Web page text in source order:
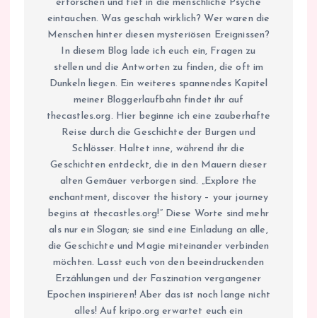
erforschen und tief in die menschliche Psyche
eintauchen. Was geschah wirklich? Wer waren die
Menschen hinter diesen mysteriösen Ereignissen?
In diesem Blog lade ich euch ein, Fragen zu
stellen und die Antworten zu finden, die oft im
Dunkeln liegen. Ein weiteres spannendes Kapitel
meiner Bloggerlaufbahn findet ihr auf
thecastles.org. Hier beginne ich eine zauberhafte
Reise durch die Geschichte der Burgen und
Schlösser. Haltet inne, während ihr die
Geschichten entdeckt, die in den Mauern dieser
alten Gemäuer verborgen sind. „Explore the
enchantment, discover the history – your journey
begins at thecastles.org!“ Diese Worte sind mehr
als nur ein Slogan; sie sind eine Einladung an alle,
die Geschichte und Magie miteinander verbinden
möchten. Lasst euch von den beeindruckenden
Erzählungen und der Faszination vergangener
Epochen inspirieren! Aber das ist noch lange nicht
alles! Auf kripo.org erwartet euch ein